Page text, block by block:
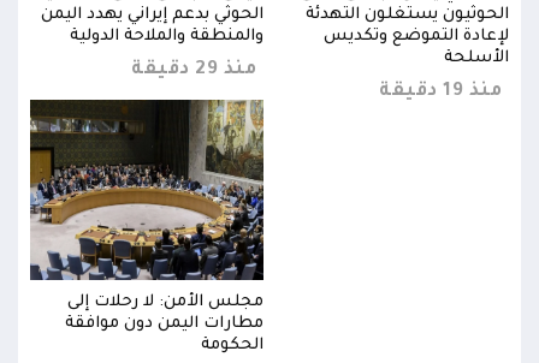
الحوثيون يستغلون التهدئة
لإعادة التموضع وتكديس
الأسلحة
منذ 19 دقيقة
الحوثي بدعم إيراني يهدد اليمن
والمنطقة والملاحة الدولية
منذ 29 دقيقة
مجلس الأمن: لا رحلات إلى
مطارات اليمن دون موافقة
الحكومة